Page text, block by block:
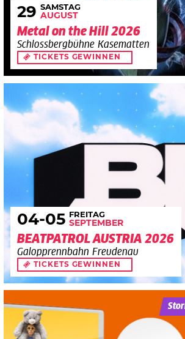
29 SAMSTAG
AUGUST
Metal on the Hill 2026
Schlossbergbühne Kasematten
TICKETS GEWINNEN
04-05 FREITAG
SEPTEMBER
BEATPATROL AUSTRIA 2026
Galopprennbahn Freudenau
TICKETS GEWINNEN